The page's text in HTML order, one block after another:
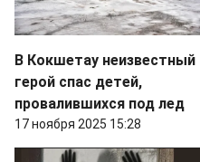
В Кокшетау неизвестный
герой спас детей,
провалившихся под лед
17 ноября 2025 15:28